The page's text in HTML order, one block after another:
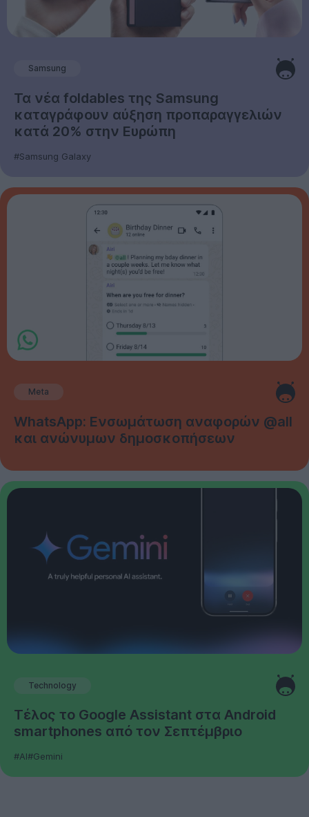
Samsung
Τα νέα foldables της Samsung
καταγράφουν αύξηση προπαραγγελιών
κατά 20% στην Ευρώπη
#Samsung Galaxy
Meta
WhatsApp: Ενσωμάτωση αναφορών @all
και ανώνυμων δημοσκοπήσεων
Technology
Τέλος το Google Assistant στα Android
smartphones από τον Σεπτέμβριο
#AI#Gemini